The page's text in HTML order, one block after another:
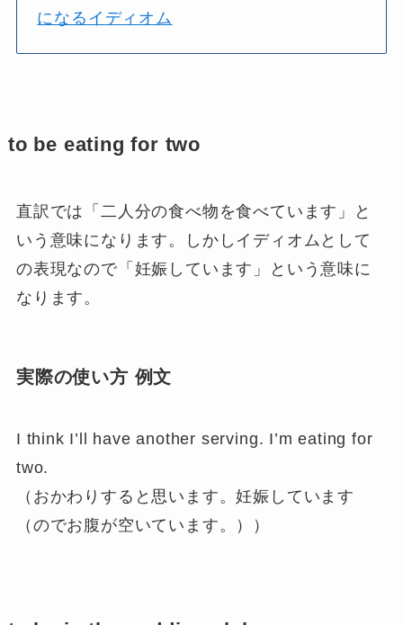
になるイディオム
to be eating for two
直訳では「二人分の食べ物を食べています」と
いう意味になります。しかしイディオムとして
の表現なので「妊娠しています」という意味に
なります。
実際の使い方 例文
I think I’ll have another serving. I’m eating for
two.
（おかわりすると思います。妊娠しています
（のでお腹が空いています。））